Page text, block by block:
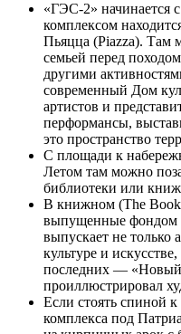
«ГЭС-2» начинается
комплексом
Пьяцца (Piazza). Там
семьей перед
другими
современный Дом
артистов и
перформансы,
это пространство
С площади к
Летом там можно
библиотеки или
В книжном (The
выпущенные фондом
выпускает не только
культуре и
последних —
проиллюстрировал
Если стоять спиной
комплекса под